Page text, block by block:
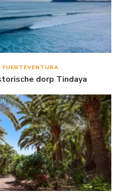
dorp Tindaya